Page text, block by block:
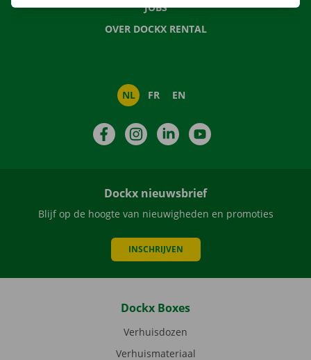
JOBS
OVER DOCKX RENTAL
NL FR EN
FacebookInstagramLinkedIn
Dockx nieuwsbrief
Blijf op de hoogte van nieuwigheden en promoties
INSCHRIJVEN
Dockx Boxes
Verhuisdozen
Verhuismateriaal